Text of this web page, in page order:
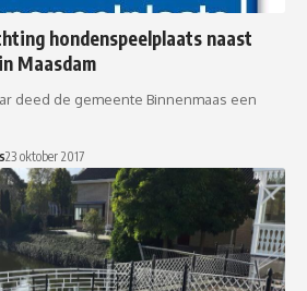
hondenspeelplaats naast
Maasdam
deed de gemeente Binnenmaas een
23 oktober 2017